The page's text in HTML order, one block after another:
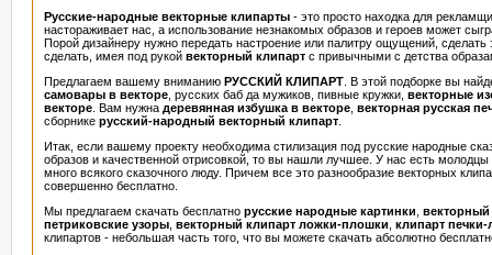
Русские-народные векторные клипарты - это просто находка для
настораживает нас, а использование незнакомых образов и героев может
Порой дизайнеру нужно передать настроение или палитру ощущений,
сделать, имея под рукой векторный клипарт с привычными с детства
Предлагаем вашему вниманию РУССКИЙ КЛИПАРТ . В этой подборке вы
самовары в векторе , русских баб да мужиков, пивные кружки, векторные
векторе . Вам нужна деревянная избушка в векторе векторная русская
сборнике русский-народный векторный клипарт
Итак, если вашему проекту необходима стилизация под русские народные
образов и качественной отрисовкой, то вы нашли лучшее. У нас есть
много всякого сказочного люду. Причем все это разнообразие векторных
совершенно бесплатно.
Мы предлагаем скачать бесплатно русские народные картинки векторный
петриковские узоры векторный клипарт ложки-плошки клипарт печки-
клипартов - небольшая часть того, что вы можете скачать абсолютно